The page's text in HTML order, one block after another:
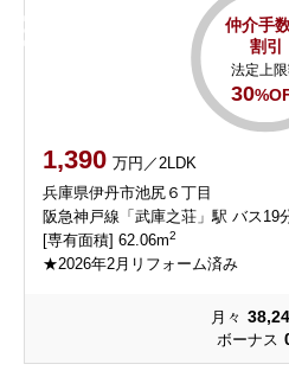
仲介手
割引
法定上
30
1,390 万円／2LDK
兵庫県伊丹市池尻６丁目
阪急神戸線「武庫之荘」駅 バス19
[専有面積] 62.06m2
★2026年2月リフォーム済み
月々
ボーナス